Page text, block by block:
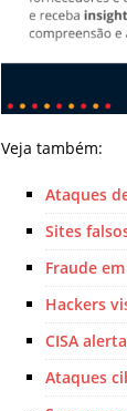
Veja também:
Ataques
Sites
Fraude
Hackers
CISA
Ataques